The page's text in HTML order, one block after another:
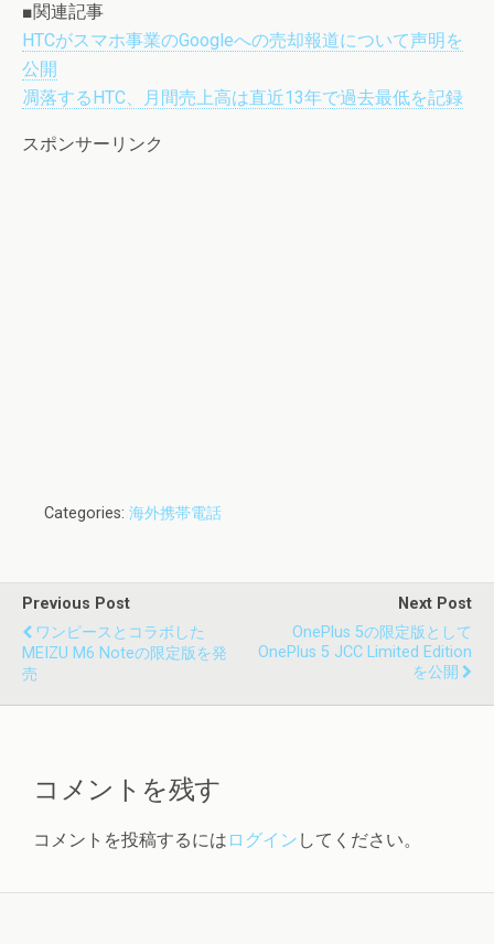
■関連記事
HTCがスマホ事業のGoogleへの売却報道について声明を
公開
凋落するHTC、月間売上高は直近13年で過去最低を記録
スポンサーリンク
Categories: 海外携帯電話
Previous Post
ワンピースとコラボした
MEIZU M6 Noteの限定版を発
売
Next Post
OnePlus 5の限定版として
OnePlus 5 JCC Limited Edition
を公開
コメントを残す
コメントを投稿するには ログイン してください。